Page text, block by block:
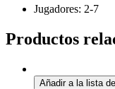
Jugadores: 2-7
Productos
Añadir a la lista